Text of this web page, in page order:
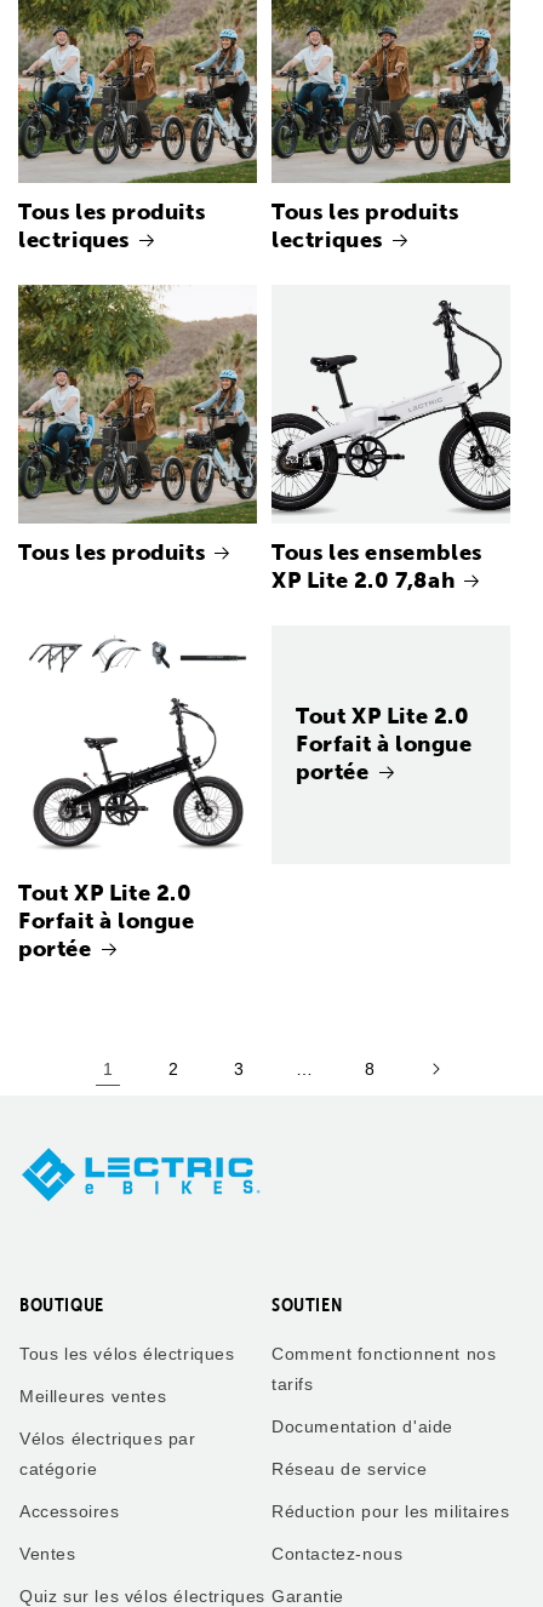
Tous les produits
lectriques
Tous les produits
lectriques
Tous les produits
Tous les ensembles
XP Lite 2.0 7,8ah
Tout XP Lite 2.0
Forfait à longue
portée
Tout XP Lite 2.0
Forfait à longue
portée
1 2 3 8
BOUTIQUE
Tous les vélos électriques
Meilleures ventes
Vélos électriques par
catégorie
Accessoires
Ventes
Quiz sur les vélos électriques
SOUTIEN
Comment fonctionnent nos
tarifs
Documentation d'aide
Réseau de service
Réduction pour les militaires
Contactez-nous
Garantie